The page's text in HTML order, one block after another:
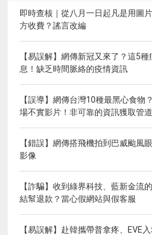
即時查核｜從八月一日起凡是用圖
方收費？謠言改編
【易誤解】網傳新冠又來了？這5
息！缺乏時間脈絡的疫情資訊
【誤導】網傳台灣10種最黑心食物
場不實影片！非可靠的資訊獲取管道
【錯誤】網傳搭飛機拍到巴威颱風
影像
【詐騙】收到綠界科技、藍新金流
結幫退款？當心假網站與假客服
【易誤解】赴韓攜帶普拿疼、EVE